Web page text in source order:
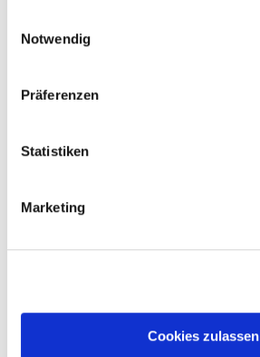
Notwendig
Präferenzen
Statistiken
Marketing
Cookies zulassen
Der Fluch der drei Hexen